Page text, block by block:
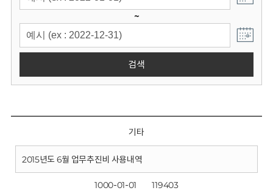
~
검색
기타
2015년도 6월 업무추진비 사용내역
1000-01-01 119403